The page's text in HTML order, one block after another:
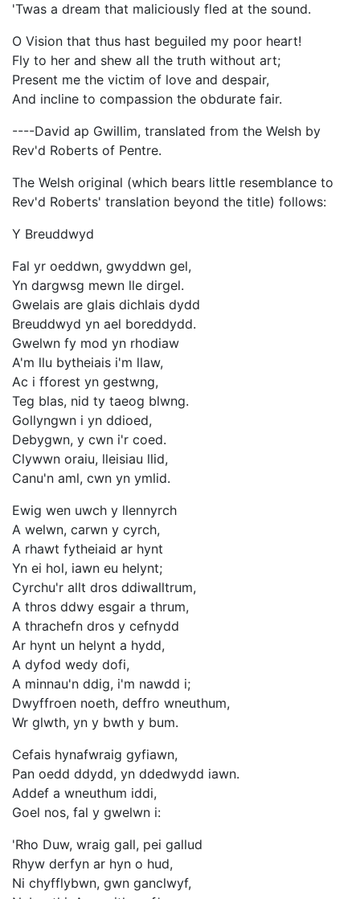
'Twas a dream that maliciously fled at the sound.
O Vision that thus hast beguiled my poor heart!
Fly to her and shew all the truth without art;
Present me the victim of love and despair,
And incline to compassion the obdurate fair.
----David ap Gwillim, translated from the Welsh by
Rev'd Roberts of Pentre.
The Welsh original (which bears little resemblance to
Rev'd Roberts' translation beyond the title) follows:
Y Breuddwyd
Fal yr oeddwn, gwyddwn gel,
Yn dargwsg mewn lle dirgel.
Gwelais are glais dichlais dydd
Breuddwyd yn ael boreddydd.
Gwelwn fy mod yn rhodiaw
A'm llu bytheiais i'm llaw,
Ac i fforest yn gestwng,
Teg blas, nid ty taeog blwng.
Gollyngwn i yn ddioed,
Debygwn, y cwn i'r coed.
Clywwn oraiu, lleisiau llid,
Canu'n aml, cwn yn ymlid.
Ewig wen uwch y llennyrch
A welwn, carwn y cyrch,
A rhawt fytheiaid ar hynt
Yn ei hol, iawn eu helynt;
Cyrchu'r allt dros ddiwalltrum,
A thros ddwy esgair a thrum,
A thrachefn dros y cefnydd
Ar hynt un helynt a hydd,
A dyfod wedy dofi,
A minnau'n ddig, i'm nawdd i;
Dwyffroen noeth, deffro wneuthum,
Wr glwth, yn y bwth y bum.
Cefais hynafwraig gyfiawn,
Pan oedd ddydd, yn ddedwydd iawn.
Addef a wneuthum iddi,
Goel nos, fal y gwelwn i:
'Rho Duw, wraig gall, pei gallud
Rhyw derfyn ar hyn o hud,
Ni chyfflybwn, gwn ganclwyf,